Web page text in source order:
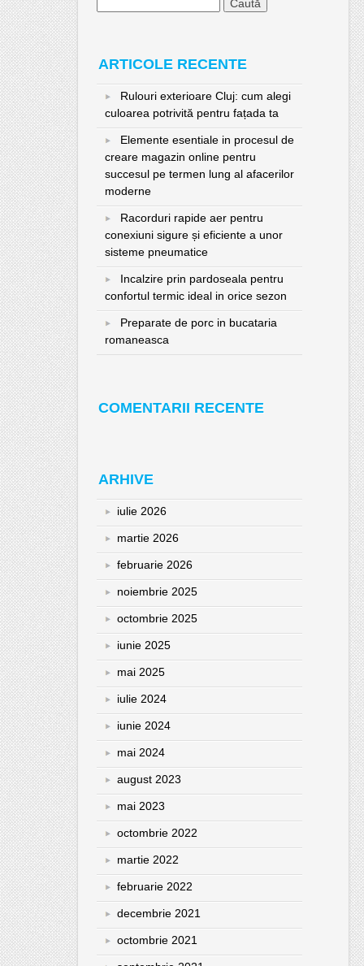
ARTICOLE RECENTE
Rulouri exterioare Cluj: cum alegi
culoarea potrivită pentru fațada ta
Elemente esentiale in procesul de
creare magazin online pentru
succesul pe termen lung al afacerilor
moderne
Racorduri rapide aer pentru
conexiuni sigure și eficiente a unor
sisteme pneumatice
Incalzire prin pardoseala pentru
confortul termic ideal in orice sezon
Preparate de porc in bucataria
romaneasca
COMENTARII RECENTE
ARHIVE
iulie 2026
martie 2026
februarie 2026
noiembrie 2025
octombrie 2025
iunie 2025
mai 2025
iulie 2024
iunie 2024
mai 2024
august 2023
mai 2023
octombrie 2022
martie 2022
februarie 2022
decembrie 2021
octombrie 2021